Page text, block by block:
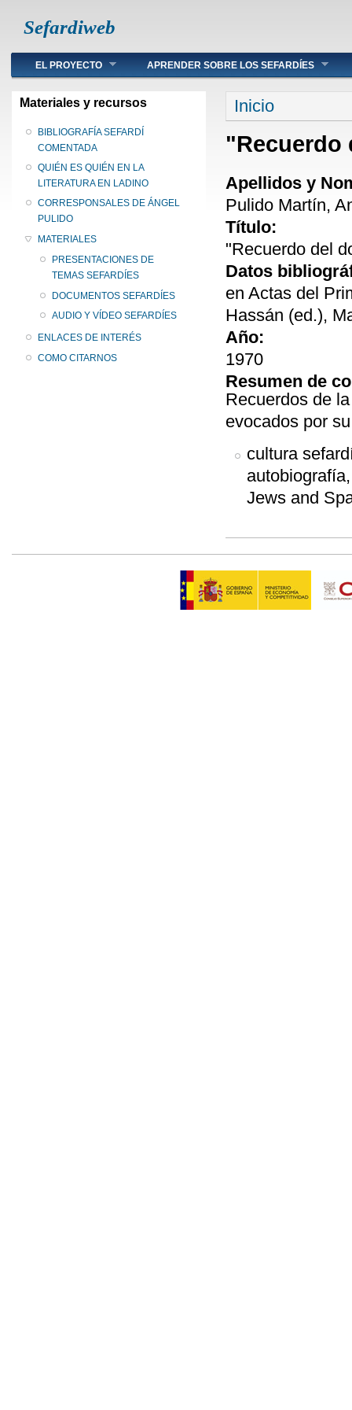
Sefardiweb
Main menu
EL PROYECTO APRENDER SOBRE LOS SEFARDÍES
Materiales y recursos
BIBLIOGRAFÍA SEFARDÍ
COMENTADA
QUIÉN ES QUIÉN EN LA
LITERATURA EN LADINO
CORRESPONSALES DE ÁNGEL
PULIDO
MATERIALES
PRESENTACIONES DE
TEMAS SEFARDÍES
DOCUMENTOS SEFARDÍES
AUDIO Y VÍDEO SEFARDÍES
ENLACES DE INTERÉS
COMO CITARNOS
Se encuentra
Inicio
"Recuerdo
Apellidos y
Pulido Martín,
Título:
"Recuerdo del
Datos
en Actas del
Hassán (ed.),
Año:
1970
Resumen de
Recuerdos de
evocados por
cultura
Jews and